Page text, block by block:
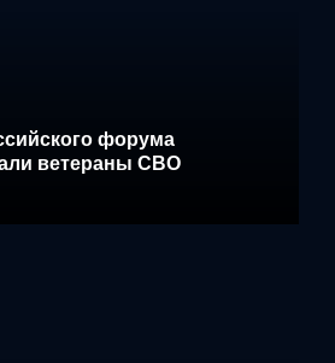
форума
ветераны СВО